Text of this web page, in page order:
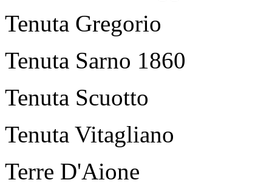
Tenuta Gregorio
Tenuta Sarno 1860
Tenuta Scuotto
Tenuta Vitagliano
Terre D'Aione